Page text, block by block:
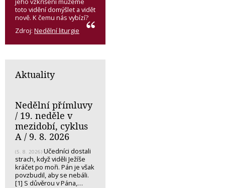
toto vidění domýšlet a vidět
nově. K čemu nás vybízí?
Zdroj: Nedělní liturgie
Aktuality
Nedělní přímluvy
/ 19. neděle v
mezidobí, cyklus
A / 9. 8. 2026
(5. 8. 2026) Učedníci dostali
strach, když viděli Ježíše
kráčet po moři. Pán je však
povzbudil, aby se nebáli.
[1] S důvěrou v Pána,…